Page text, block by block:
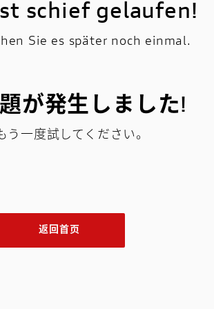
schief gelaufen!
Sie es später noch einmal.
が発生しました!
う一度試してください。
返回首页